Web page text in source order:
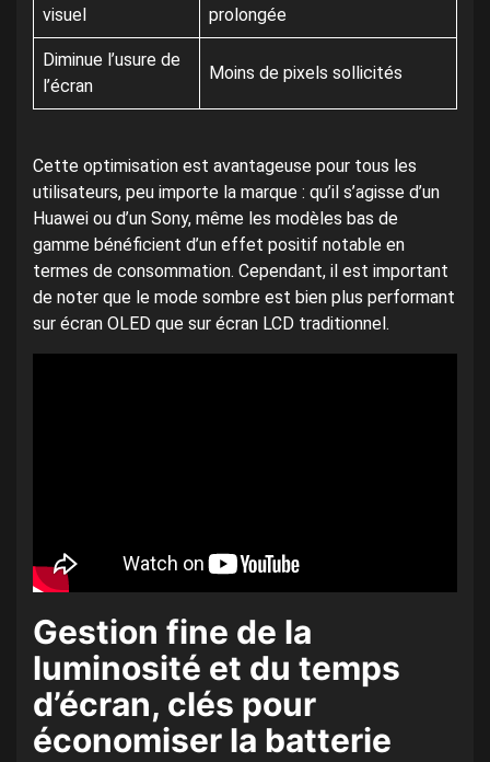
visuel
prolongée
Diminue l’usure de
l’écran
Moins de pixels sollicités
Cette optimisation est avantageuse pour tous les
utilisateurs, peu importe la marque : qu’il s’agisse d’un
Huawei ou d’un Sony, même les modèles bas de
gamme bénéficient d’un effet positif notable en
termes de consommation. Cependant, il est important
de noter que le mode sombre est bien plus performant
sur écran OLED que sur écran LCD traditionnel.
Gestion fine de la
luminosité et du temps
d’écran, clés pour
économiser la batterie